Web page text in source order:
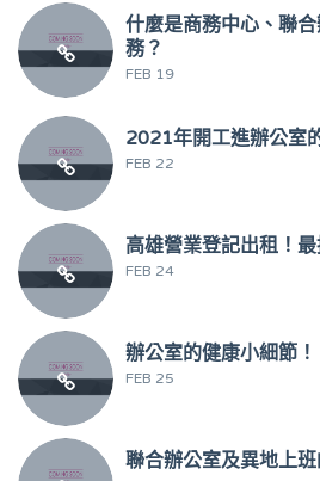
什麼是商務中心、聯
務？
FEB 19
2021年開工進辦公室
FEB 22
高雄營業登記出租！
FEB 24
辦公室的健康小細節！
FEB 25
聯合辦公室及異地上